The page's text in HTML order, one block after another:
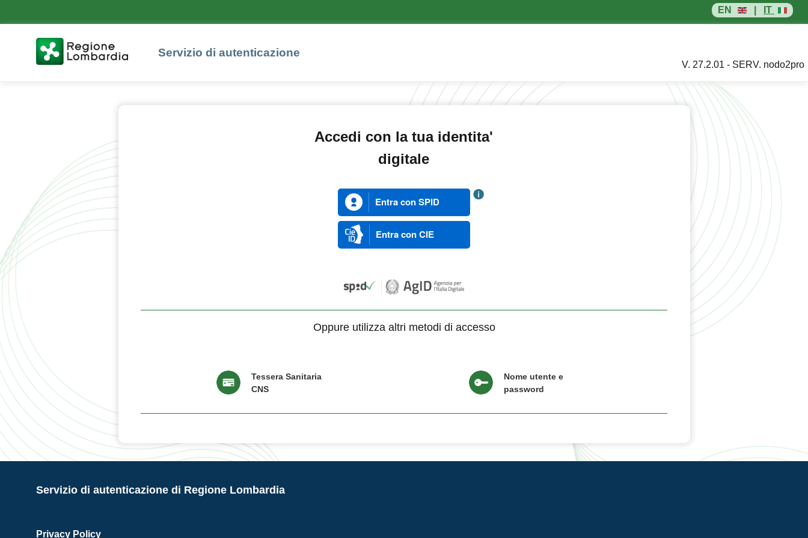
EN IT
Servizio di autenticazione
V. 27.2.01 - SERV. nodo2pro
Accedi con la tua identita'
digitale
Entra con SPID
Entra con CIE
Oppure utilizza altri metodi di accesso
Tessera Sanitaria
CNS
Nome utente e
password
Servizio di autenticazione di Regione Lombardia
Privacy Policy